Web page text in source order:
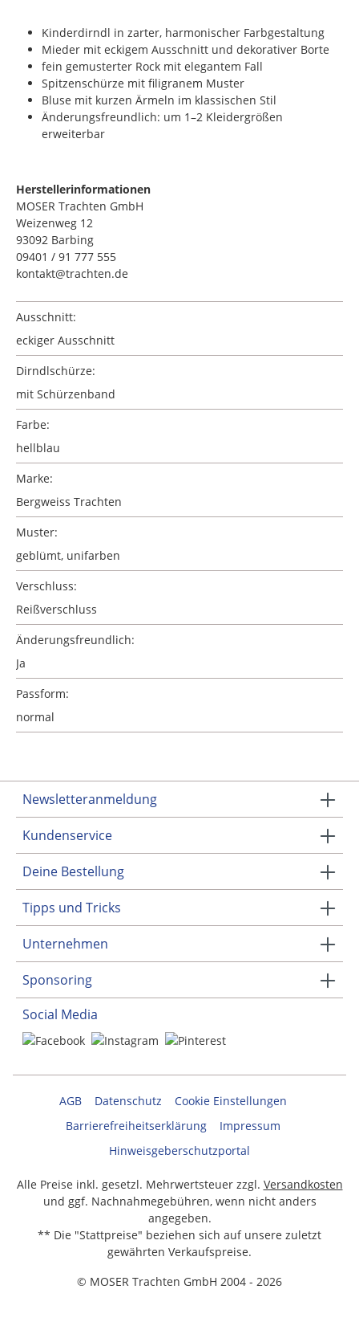
Kinderdirndl in zarter, harmonischer Farbgestaltung
Mieder mit eckigem Ausschnitt und dekorativer Borte
fein gemusterter Rock mit elegantem Fall
Spitzenschürze mit filigranem Muster
Bluse mit kurzen Ärmeln im klassischen Stil
Änderungsfreundlich: um 1–2 Kleidergrößen
erweiterbar
Herstellerinformationen
MOSER Trachten GmbH
Weizenweg 12
93092 Barbing
09401 / 91 777 555
kontakt@trachten.de
Ausschnitt:
eckiger Ausschnitt
Dirndlschürze:
mit Schürzenband
Farbe:
hellblau
Marke:
Bergweiss Trachten
Muster:
geblümt, unifarben
Verschluss:
Reißverschluss
Änderungsfreundlich:
Ja
Passform:
normal
Newsletteranmeldung
Kundenservice
Deine Bestellung
Tipps und Tricks
Unternehmen
Sponsoring
Social Media
AGB Datenschutz
Cookie Einstellungen
Barrierefreiheitserklärung
Impressum
Hinweisgeberschutzportal
Alle Preise inkl. gesetzl. Mehrwertsteuer zzgl. Versandkosten
und ggf. Nachnahmegebühren, wenn nicht anders
angegeben.
** Die "Stattpreise" beziehen sich auf unsere zuletzt
gewährten Verkaufspreise.
© MOSER Trachten GmbH 2004 - 2026